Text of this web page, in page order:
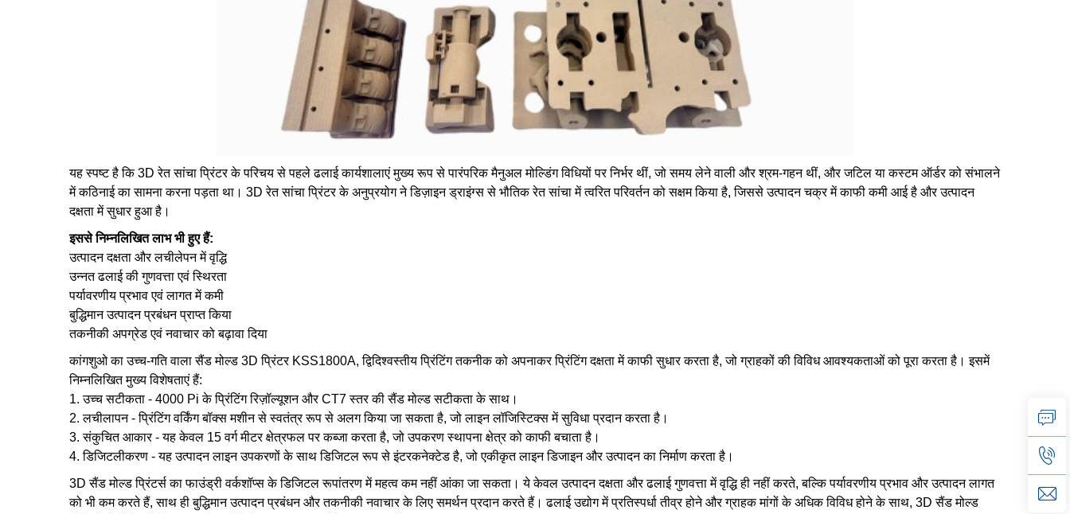
यह स्पष्ट है कि 3D रेत सांचा प्रिंटर के परिचय से पहले ढलाई कार्यशालाएं मुख्य रूप से पारंपरिक मैनुअल मोल्डिंग विधियों पर निर्भर थीं, जो समय लेने वाली और श्रम-गहन थीं, और जटिल या कस्टम ऑर्डर को संभालने
में कठिनाई का सामना करना पड़ता था। 3D रेत सांचा प्रिंटर के अनुप्रयोग ने डिज़ाइन ड्राइंग्स से भौतिक रेत सांचा में त्वरित परिवर्तन को सक्षम किया है, जिससे उत्पादन चक्र में काफी कमी आई है और उत्पादन
दक्षता में सुधार हुआ है।
इससे निम्नलिखित लाभ भी हुए हैं:
उत्पादन दक्षता और लचीलेपन में वृद्धि
उन्नत ढलाई की गुणवत्ता एवं स्थिरता
पर्यावरणीय प्रभाव एवं लागत में कमी
बुद्धिमान उत्पादन प्रबंधन प्राप्त किया
तकनीकी अपग्रेड एवं नवाचार को बढ़ावा दिया
कांगशुओ का उच्च-गति वाला सैंड मोल्ड 3D प्रिंटर KSS1800A, द्विदिश्‍वस्तीय प्रिंटिंग तकनीक को अपनाकर प्रिंटिंग दक्षता में काफी सुधार करता है, जो ग्राहकों की विविध आवश्यकताओं को पूरा करता है। इसमें
निम्नलिखित मुख्य विशेषताएं हैं:
1. उच्च सटीकता - 4000 Pi के प्रिंटिंग रिज़ॉल्यूशन और CT7 स्तर की सैंड मोल्ड सटीकता के साथ।
2. लचीलापन - प्रिंटिंग वर्किंग बॉक्स मशीन से स्वतंत्र रूप से अलग किया जा सकता है, जो लाइन लॉजिस्टिक्स में सुविधा प्रदान करता है।
3. संकुचित आकार - यह केवल 15 वर्ग मीटर क्षेत्रफल पर कब्जा करता है, जो उपकरण स्थापना क्षेत्र को काफी बचाता है।
4. डिजिटलीकरण - यह उत्पादन लाइन उपकरणों के साथ डिजिटल रूप से इंटरकनेक्टेड है, जो एकीकृत लाइन डिजाइन और उत्पादन का निर्माण करता है।
3D सैंड मोल्ड प्रिंटर्स का फाउंड्री वर्कशॉप्स के डिजिटल रूपांतरण में महत्व कम नहीं आंका जा सकता। ये केवल उत्पादन दक्षता और ढलाई गुणवत्ता में वृद्धि ही नहीं करते, बल्कि पर्यावरणीय प्रभाव और उत्पादन लागत
को भी कम करते हैं, साथ ही बुद्धिमान उत्पादन प्रबंधन और तकनीकी नवाचार के लिए समर्थन प्रदान करते हैं। ढलाई उद्योग में प्रतिस्पर्धा तीव्र होने और ग्राहक मांगों के अधिक विविध होने के साथ, 3D सैंड मोल्ड